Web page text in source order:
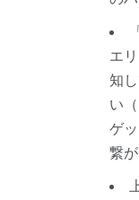
エ
知
い
ゲ
繋